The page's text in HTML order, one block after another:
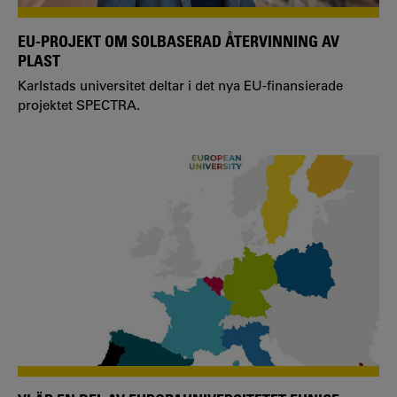
EU-PROJEKT OM SOLBASERAD ÅTERVINNING AV
PLAST
Karlstads universitet deltar i det nya EU-finansierade
projektet SPECTRA.